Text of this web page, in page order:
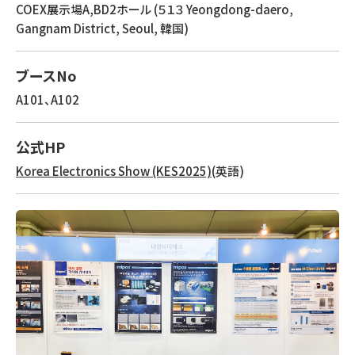
COEX展示場A,BD2ホール (５１３ Yeongdong-daero,
Gangnam District, Seoul, 韓国)
ブースNo
A101、A102
公式HP
Korea Electronics Show (KES2025)(英語)